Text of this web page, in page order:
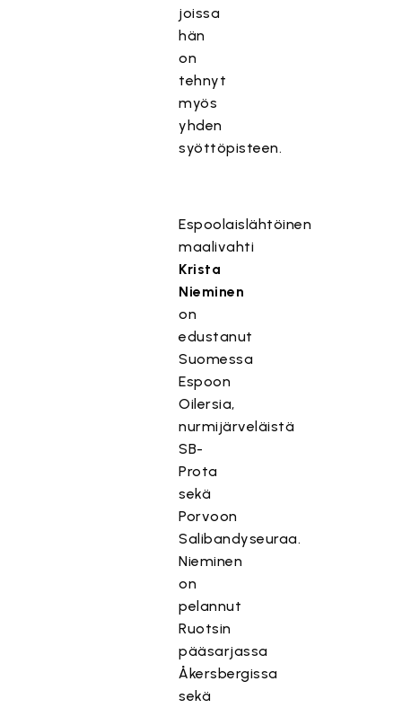
joissa
hän
on
tehnyt
myös
yhden
syöttöpisteen.
Espoolaislähtöinen
maalivahti
Krista
Nieminen
on
edustanut
Suomessa
Espoon
Oilersia,
nurmijärveläistä
SB-
Prota
sekä
Porvoon
Salibandyseuraa.
Nieminen
on
pelannut
Ruotsin
pääsarjassa
Åkersbergissa
sekä